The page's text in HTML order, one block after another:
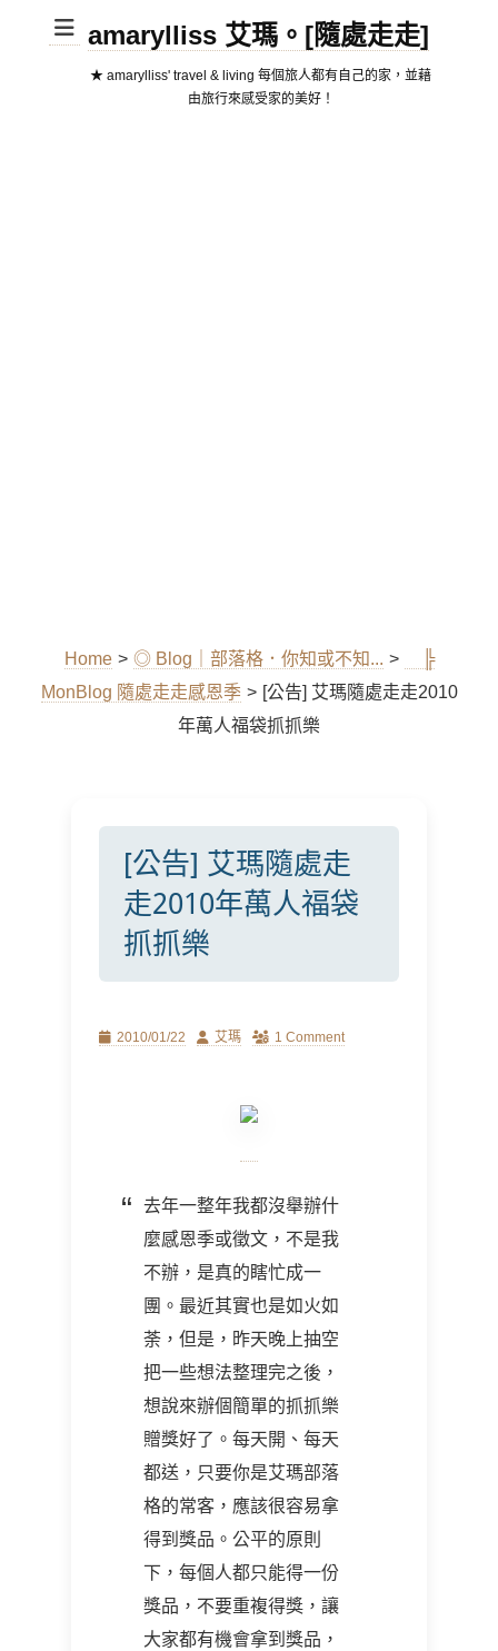
amarylliss 艾瑪。[隨處走走]
★ amarylliss' travel & living 每個旅人都有自己的家，並藉
由旅行來感受家的美好！
Home > ◎ Blog｜部落格．你知或不知... >
╠
MonBlog 隨處走走感恩季 > [公告] 艾瑪隨處走走2010
年萬人福袋抓抓樂
[公告] 艾瑪隨處走
走2010年萬人福袋
抓抓樂
Posted2010/01/22 Author
艾瑪 1 Comment
去年一整年我都沒舉辦什
麼感恩季或徵文，不是我
不辦，是真的瞎忙成一
團。最近其實也是如火如
荼，但是，昨天晚上抽空
把一些想法整理完之後，
想說來辦個簡單的抓抓樂
贈獎好了。每天開、每天
都送，只要你是艾瑪部落
格的常客，應該很容易拿
得到獎品。公平的原則
下，每個人都只能得一份
獎品，不要重複得獎，讓
大家都有機會拿到獎品，